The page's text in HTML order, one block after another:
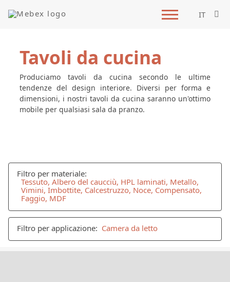
IT
Tavoli da cucina
Produciamo tavoli da cucina secondo le ultime
tendenze del design interiore. Diversi per forma e
dimensioni, i nostri tavoli da cucina saranno un'ottimo
mobile per qualsiasi sala da pranzo.
Filtro per materiale:
Tessuto, Albero del caucciù, HPL laminati, Metallo,
Vimini, Imbottite, Calcestruzzo, Noce, Compensato,
Faggio, MDF
Filtro per applicazione: Camera da letto